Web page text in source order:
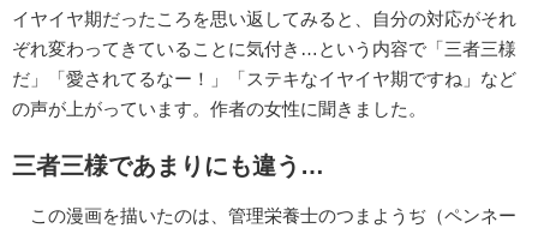
イヤイヤ期だったころを思い返してみると、自分の対応がそれ
ぞれ変わってきていることに気付き…という内容で「三者三様
だ」「愛されてるなー！」「ステキなイヤイヤ期ですね」など
の声が上がっています。作者の女性に聞きました。
三者三様であまりにも違う…
この漫画を描いたのは、管理栄養士のつまようぢ（ペンネー